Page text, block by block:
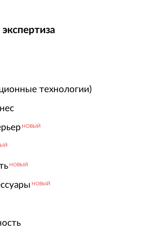
технологии)
НОВЫЙ
НОВЫЙ
НОВЫЙ